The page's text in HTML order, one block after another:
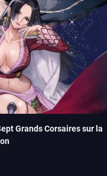
Grands Corsaires sur la